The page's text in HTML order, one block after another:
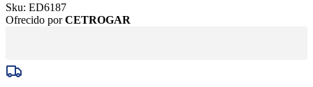
Sku: ED6187
Ofrecido porCETROGAR